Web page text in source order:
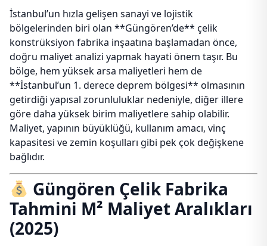
İstanbul’un hızla gelişen sanayi ve lojistik
bölgelerinden biri olan **Güngören’de** çelik
konstrüksiyon fabrika inşaatına başlamadan önce,
doğru maliyet analizi yapmak hayati önem taşır. Bu
bölge, hem yüksek arsa maliyetleri hem de
**İstanbul’un 1. derece deprem bölgesi** olmasının
getirdiği yapısal zorunluluklar nedeniyle, diğer illere
göre daha yüksek birim maliyetlere sahip olabilir.
Maliyet, yapının büyüklüğü, kullanım amacı, vinç
kapasitesi ve zemin koşulları gibi pek çok değişkene
bağlıdır.
Güngören Çelik Fabrika
Tahmini M² Maliyet Aralıkları
(2025)